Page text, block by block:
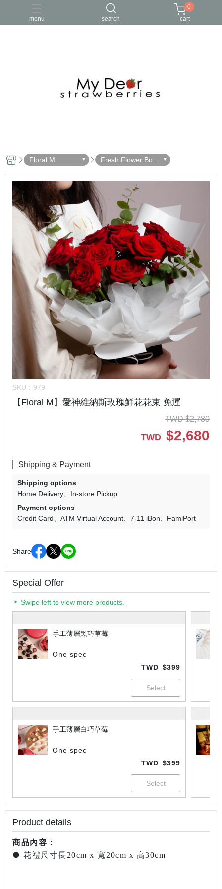
menu search
0
cart
Floral M
Fresh Flower Bou
quets
SKU： 979
【Floral M】愛神維納斯玫瑰鮮花花束 免運
TWD $2,780
TWD $2,680
Shipping & Payment
Shipping options
Home Delivery
In-store Pickup
Payment options
Credit Card
ATM Virtual Account 7-11 iBon FamiPort
Share
Special Offer
Swipe left to view more products.
手工薄層黑巧草莓
One spec
TWD $399
手工薄層白巧草莓
One spec
TWD $399
Product details
商品內容：
● 花禮尺寸長20cm x 寬20cm x 高30cm